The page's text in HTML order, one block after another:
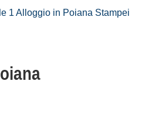
1 Alloggio in Poiana Stampei